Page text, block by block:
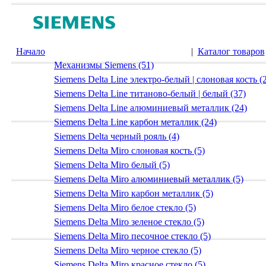
Начало | Каталог товаров
Механизмы Siemens (51)
Siemens Delta Line электро-белый | слоновая кость
Siemens Delta Line титаново-белый | белый (37)
Siemens Delta Line алюминиевый металлик (24)
Siemens Delta Line карбон металлик (24)
Siemens Delta черный рояль (4)
Siemens Delta Miro слоновая кость (5)
Siemens Delta Miro белый (5)
Siemens Delta Miro алюминиевый металлик (5)
Siemens Delta Miro карбон металлик (5)
Siemens Delta Miro белое стекло (5)
Siemens Delta Miro зеленое стекло (5)
Siemens Delta Miro песочное стекло (5)
Siemens Delta Miro черное стекло (5)